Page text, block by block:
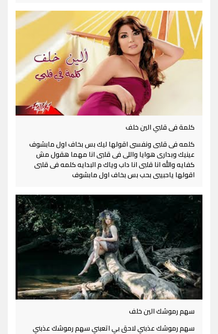
كلمة فى قلبي الين خلف
كلمه فى قلبى ونفسى اقولها ليك بس بخاف اول مابشوف
عينيك وبدارى هوايا واللى فى قلبى انا مهما هقول مش
كفايه والله انا قلبى انا داب وياك م البدايه كلمه فى قلبى
اقولها ياحبيبى بحب بس بخاف اول مابشوف
سهم رموشك الين خلف
سهم رموشك عذبني لاحق بي اتعبني سهم رموشك عذبني